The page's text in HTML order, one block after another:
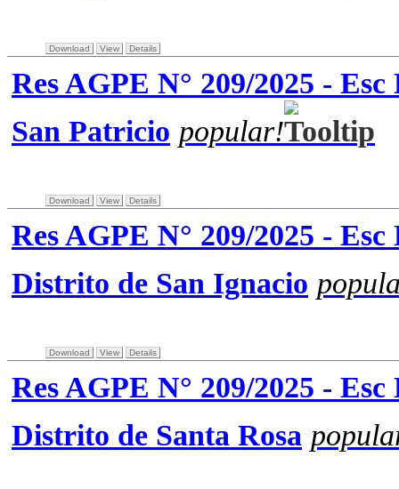
Download View Details
Res AGPE N° 209/2025 -
San Patricio popular!
Download View Details
Res AGPE N° 209/2025 -
Distrito de San Ignacio
Download View Details
Res AGPE N° 209/2025 -
Distrito de Santa Rosa